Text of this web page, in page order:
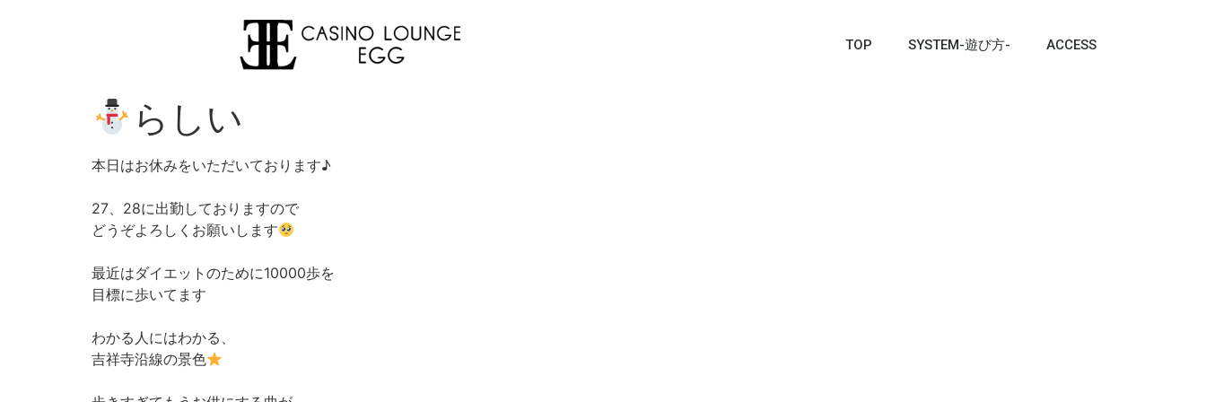
TOP SYSTEM-遊び方- ACCESS
らしい
本日はお休みをいただいております♪
27、28に出勤しておりますので
どうぞよろしくお願いします
最近はダイエットのために10000歩を
目標に歩いてます
わかる人にはわかる、
吉祥寺沿線の景色